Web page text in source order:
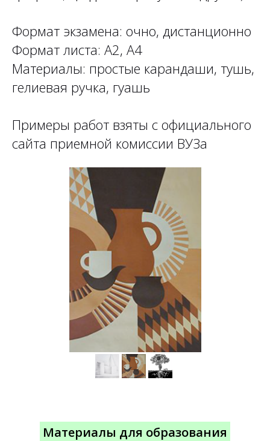
Формат экзамена: очно, дистанционно
Формат листа: А2, А4
Материалы: простые карандаши, тушь,
гелиевая ручка, гуашь
Примеры работ взяты с официального
сайта приемной комиссии ВУЗа
Материалы для образования